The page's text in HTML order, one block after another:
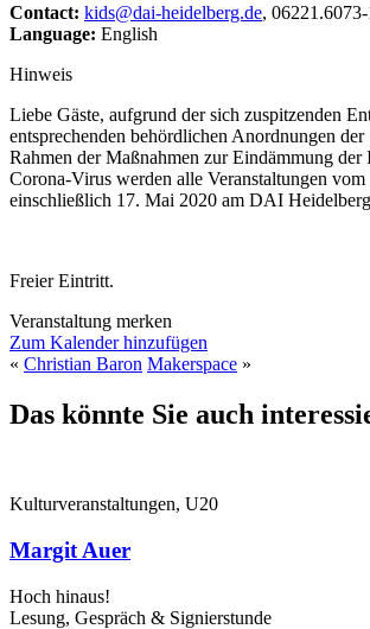
Contact: kids@dai-heidelberg.de,
Language: English
Hinweis
Liebe Gäste, aufgrund der sich zuspitzenden
entsprechenden behördlichen Anordnungen
Rahmen der Maßnahmen zur Eindämmung
Corona-Virus werden alle Veranstaltungen
einschließlich 17. Mai 2020 am DAI Heidelberg
Freier Eintritt.
Veranstaltung merken
Zum Kalender hinzufügen
« Christian Baron Makerspace »
Das könnte Sie auch
Kulturveranstaltungen, U20
Margit Auer
Hoch hinaus!
Lesung, Gespräch & Signierstunde